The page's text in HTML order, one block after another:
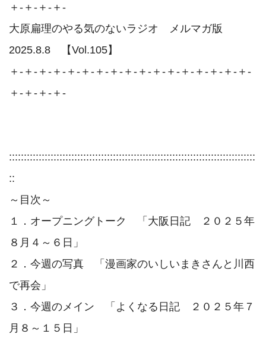
＋-＋-＋-＋-
大原扁理のやる気のないラジオ　メルマガ版
2025.8.8　【Vol.105】
＋-＋-＋-＋-＋-＋-＋-＋-＋-＋-＋-＋-＋-＋-＋-＋-＋-
＋-＋-＋-＋-
:::::::::::::::::::::::::::::::::::::::::::::::::::::::::::::::::::::::::::::::::::
::
～目次～
１．オープニングトーク　「大阪日記　２０２５年
８月４～６日」
２．今週の写真　「漫画家のいしいまきさんと川西
で再会」
３．今週のメイン　「よくなる日記　２０２５年７
月８～１５日」